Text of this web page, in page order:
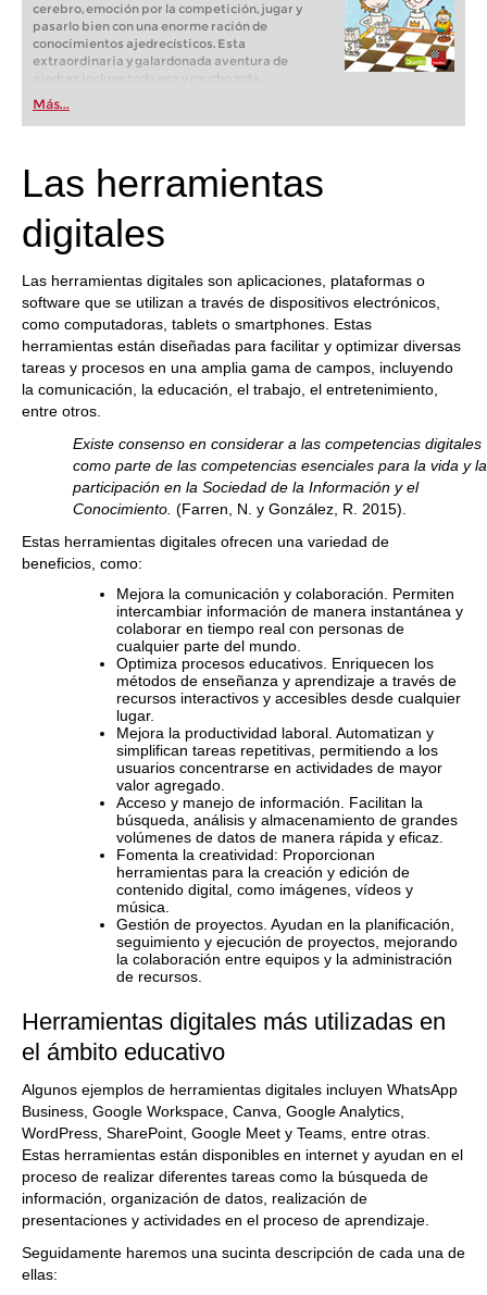
cerebro, emoción por la competición, jugar y
pasarlo bien con una enorme ración de
conocimientos ajedrecísticos. Esta
extraordinaria y galardonada aventura de
Más...
Las herramientas
digitales
Las herramientas digitales son aplicaciones, plataformas o
software que se utilizan a través de dispositivos electrónicos,
como computadoras, tablets o smartphones. Estas
herramientas están diseñadas para facilitar y optimizar diversas
tareas y procesos en una amplia gama de campos, incluyendo
la comunicación, la educación, el trabajo, el entretenimiento,
entre otros.
Existe consenso en considerar a las competencias digitales
como parte de las competencias esenciales para la vida y la
participación en la Sociedad de la Información y el
Conocimiento. (Farren, N. y González, R. 2015).
Estas herramientas digitales ofrecen una variedad de
beneficios, como:
Mejora la comunicación y colaboración. Permiten
intercambiar información de manera instantánea y
colaborar en tiempo real con personas de
cualquier parte del mundo.
Optimiza procesos educativos. Enriquecen los
métodos de enseñanza y aprendizaje a través de
recursos interactivos y accesibles desde cualquier
lugar.
Mejora la productividad laboral. Automatizan y
simplifican tareas repetitivas, permitiendo a los
usuarios concentrarse en actividades de mayor
valor agregado.
Acceso y manejo de información. Facilitan la
búsqueda, análisis y almacenamiento de grandes
volúmenes de datos de manera rápida y eficaz.
Fomenta la creatividad: Proporcionan
herramientas para la creación y edición de
contenido digital, como imágenes, vídeos y
música.
Gestión de proyectos. Ayudan en la planificación,
seguimiento y ejecución de proyectos, mejorando
la colaboración entre equipos y la administración
de recursos.
Herramientas digitales más utilizadas en
el ámbito educativo
Algunos ejemplos de herramientas digitales incluyen WhatsApp
Business, Google Workspace, Canva, Google Analytics,
WordPress, SharePoint, Google Meet y Teams, entre otras.
Estas herramientas están disponibles en internet y ayudan en el
proceso de realizar diferentes tareas como la búsqueda de
información, organización de datos, realización de
presentaciones y actividades en el proceso de aprendizaje.
Seguidamente haremos una sucinta descripción de cada una de
ellas: